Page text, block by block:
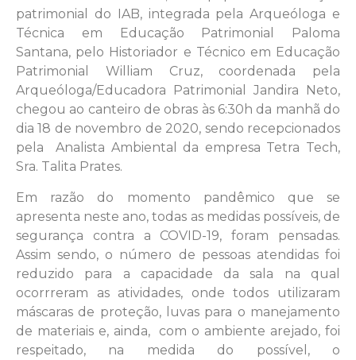
patrimonial do IAB, integrada pela Arqueóloga e
Técnica em Educação Patrimonial Paloma
Santana, pelo Historiador e Técnico em Educação
Patrimonial William Cruz, coordenada pela
Arqueóloga/Educadora Patrimonial Jandira Neto,
chegou ao canteiro de obras às 6:30h da manhã do
dia 18 de novembro de 2020, sendo recepcionados
pela Analista Ambiental da empresa Tetra Tech,
Sra. Talita Prates.
Em razão do momento pandêmico que se
apresenta neste ano, todas as medidas possíveis, de
segurança contra a COVID-19, foram pensadas.
Assim sendo, o número de pessoas atendidas foi
reduzido para a capacidade da sala na qual
ocorrreram as atividades, onde todos utilizaram
máscaras de proteção, luvas para o manejamento
de materiais e, ainda, com o ambiente arejado, foi
respeitado, na medida do possível, o